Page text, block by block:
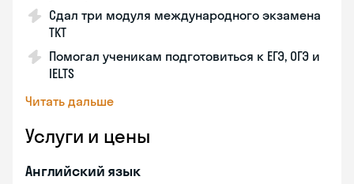
Сдал три модуля международного экзамена
ТКТ
Помогал ученикам подготовиться к ЕГЭ, ОГЭ и
IELTS
Читать дальше
Услуги и цены
Английский язык